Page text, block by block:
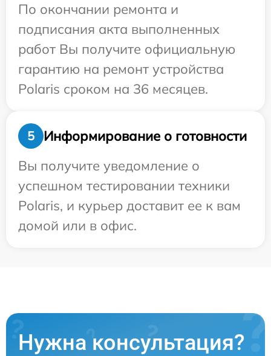
По окончании ремонта и
подписания акта выполненных
работ Вы получите официальную
гарантию на ремонт устройства
Polaris сроком на 36 месяцев.
5
Информирование о готовности
Вы получите уведомление о
успешном тестировании техники
Polaris, и курьер доставит ее к вам
домой или в офис.
Нужна консультация?